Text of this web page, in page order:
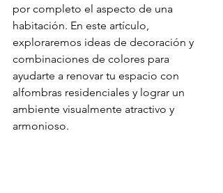
por completo el aspecto de una
habitación. En este artículo,
exploraremos ideas de decoración y
combinaciones de colores para
ayudarte a renovar tu espacio con
alfombras residenciales y lograr un
ambiente visualmente atractivo y
armonioso.